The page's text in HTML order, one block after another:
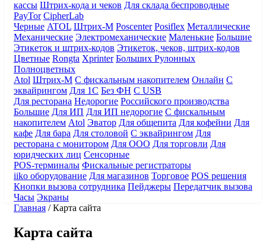
кассы Штрих-кода и чеков Для склада беспроводные
PayTor CipherLab
Черные ATOL Штрих-М Poscenter Posiflex Металлические
Механические Электромеханические Маленькие Большие
Этикеток и штрих-кодов Этикеток, чеков, штрих-кодов
Цветные Rongta Xprinter Больших Рулонных
Полноцветных
Atol Штрих-М С фискальным накопителем Онлайн С
эквайрингом Для 1С Без ФН С USB
Для ресторана Недорогие Российского производства
Большие Для ИП Для ИП недорогие С фискальным
накопителем Atol Эватор Для общепита Для кофейни Для
кафе Для бара Для столовой С эквайрингом Для
ресторана с монитором Для ООО Для торговли Для
юридческих лиц Сенсорные
POS-терминалы Фискальные регистраторы
iiko оборудование Для магазинов Торговое POS решения
Кнопки вызова сотрудника Пейджеры Передатчик вызова
Часы Экраны
Главная /Карта сайта
Карта сайта